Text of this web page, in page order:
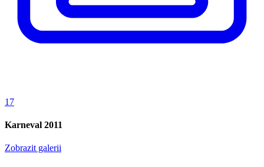
17
Karneval 2011
Zobrazit galerii